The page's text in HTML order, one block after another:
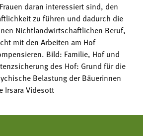
daran interessiert sind, den
zu führen und dadurch die
Nichtlandwirtschaftlichen Beruf,
mit den Arbeiten am Hof
Bild: Familie, Hof und
des Hof: Grund für die
Belastung der Bäuerinnen
Irsara Videsott